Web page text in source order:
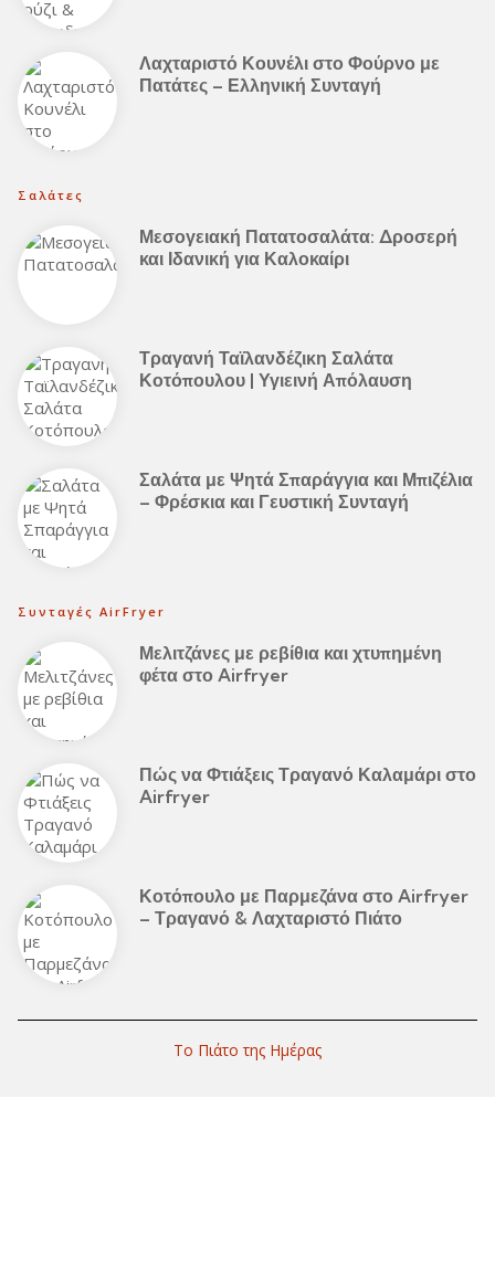
Λαχταριστό Κουνέλι στο Φούρνο με
Πατάτες – Ελληνική Συνταγή
Σαλάτες
Μεσογειακή Πατατοσαλάτα: Δροσερή
και Ιδανική για Καλοκαίρι
Τραγανή Ταϊλανδέζικη Σαλάτα
Κοτόπουλου | Υγιεινή Απόλαυση
Σαλάτα με Ψητά Σπαράγγια και Μπιζέλια
– Φρέσκια και Γευστική Συνταγή
Συνταγές AirFryer
Μελιτζάνες με ρεβίθια και χτυπημένη
φέτα στο Airfryer
Πώς να Φτιάξεις Τραγανό Καλαμάρι στο
Airfryer
Κοτόπουλο με Παρμεζάνα στο Airfryer
– Τραγανό & Λαχταριστό Πιάτο
Το Πιάτο της Ημέρας